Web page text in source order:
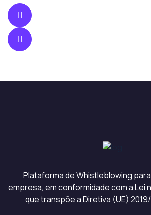
Plataforma de Whistleblowing
empresa, em conformidade com a Lei
que transpõe a Diretiva (UE)